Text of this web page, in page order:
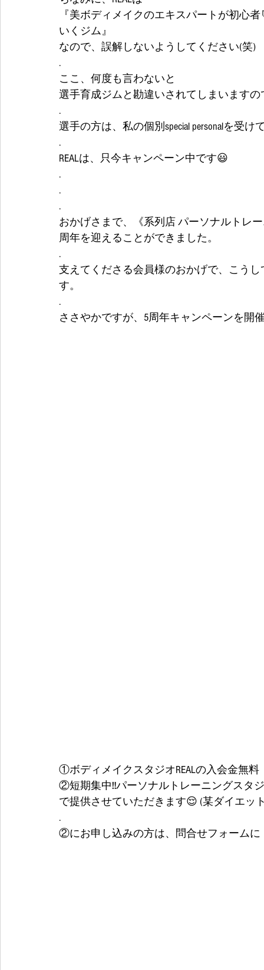
『美ボディメイクのエキスパートが初心
いくジム』
なので、誤解しないようしてください(笑)
.
ここ、何度も言わないと
選手育成ジムと勘違いされてしまいますの
.
選手の方は、私の個別special personalを受け
.
REALは、只今キャンペーン中です😃
.
.
.
おかげさまで、《系列店 パーソナルトレ
周年を迎えることができました。
.
支えてくださる会員様のおかげで、こう
す。
.
ささやかですが、5周年キャンペーンを開
①ボディメイクスタジオREALの入会金無料
②短期集中‼️パーソナルトレーニングスタジ
で提供させていただきます😌 (某ダイエッ
.
②にお申し込みの方は、問合せフォーム